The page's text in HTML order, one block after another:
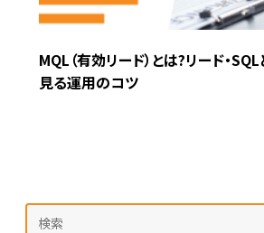
MQL（有効リード）とは?リード・
見る運用のコツ